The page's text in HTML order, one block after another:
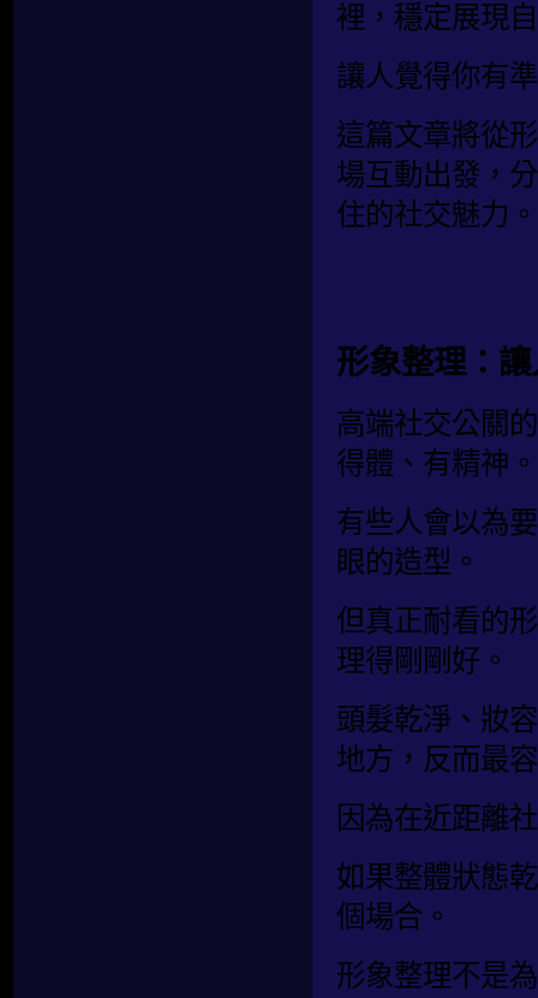
裡，穩定展現
讓人覺得你有
這篇文章將從
場互動出發，
住的社交魅力。
形象整理：
高端社交公關
得體、有精神。
有些人會以為
眼的造型。
但真正耐看的
理得剛剛好。
頭髮乾淨、妝
地方，反而最
因為在近距離
如果整體狀態
個場合。
形象整理不是